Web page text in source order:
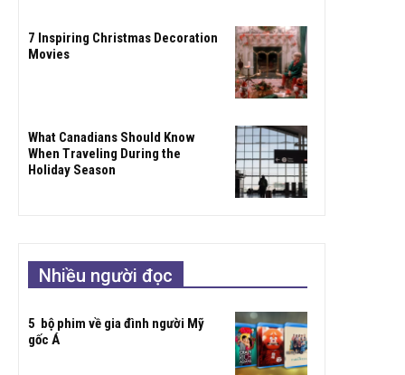
7 Inspiring Christmas Decoration
Movies
What Canadians Should Know
When Traveling During the
Holiday Season
Nhiều người đọc
5 bộ phim về gia đình người Mỹ
gốc Á